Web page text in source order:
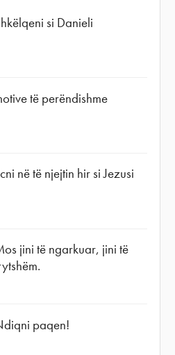
si Danieli
të perëndishme
në të njejtin hir si Jezusi
jini të ngarkuar, jini të
paqen!